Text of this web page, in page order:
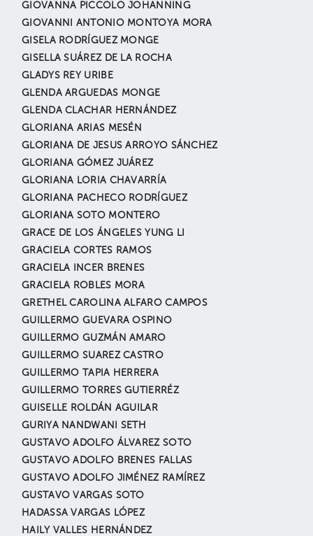
GIOVANNA PICCOLO JOHANNING
GIOVANNI ANTONIO MONTOYA MORA
GISELA RODRÍGUEZ MONGE
GISELLA SUÁREZ DE LA ROCHA
GLADYS REY URIBE
GLENDA ARGUEDAS MONGE
GLENDA CLACHAR HERNÁNDEZ
GLORIANA ARIAS MESÉN
GLORIANA DE JESUS ARROYO SÁNCHEZ
GLORIANA GÓMEZ JUÁREZ
GLORIANA LORIA CHAVARRÍA
GLORIANA PACHECO RODRÍGUEZ
GLORIANA SOTO MONTERO
GRACE DE LOS ÁNGELES YUNG LI
GRACIELA CORTES RAMOS
GRACIELA INCER BRENES
GRACIELA ROBLES MORA
GRETHEL CAROLINA ALFARO CAMPOS
GUILLERMO GUEVARA OSPINO
GUILLERMO GUZMÁN AMARO
GUILLERMO SUAREZ CASTRO
GUILLERMO TAPIA HERRERA
GUILLERMO TORRES GUTIERRÉZ
GUISELLE ROLDÁN AGUILAR
GURIYA NANDWANI SETH
GUSTAVO ADOLFO ÁLVAREZ SOTO
GUSTAVO ADOLFO BRENES FALLAS
GUSTAVO ADOLFO JIMÉNEZ RAMÍREZ
GUSTAVO VARGAS SOTO
HADASSA VARGAS LÓPEZ
HAILY VALLES HERNÁNDEZ